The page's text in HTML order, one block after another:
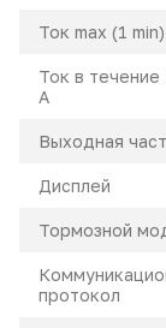
Ток max (1
Ток в течение
А
Выходная
Дисплей
Тормозной
протокол